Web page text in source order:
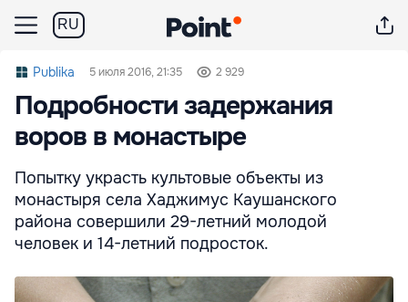
RU
Publika 5 июля 2016, 21:35 2 929
Подробности задержания
воров в монастыре
Попытку украсть культовые объекты из
монастыря села Хаджимус Каушанского
района совершили 29-летний молодой
человек и 14-летний подросток.